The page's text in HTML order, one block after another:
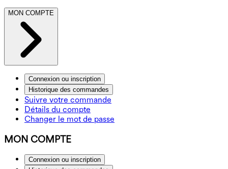
MON COMPTE
Connexion ou inscription
Historique des commandes
Suivre votre commande
Détails du compte
Changer le mot de passe
MON COMPTE
Connexion ou inscription